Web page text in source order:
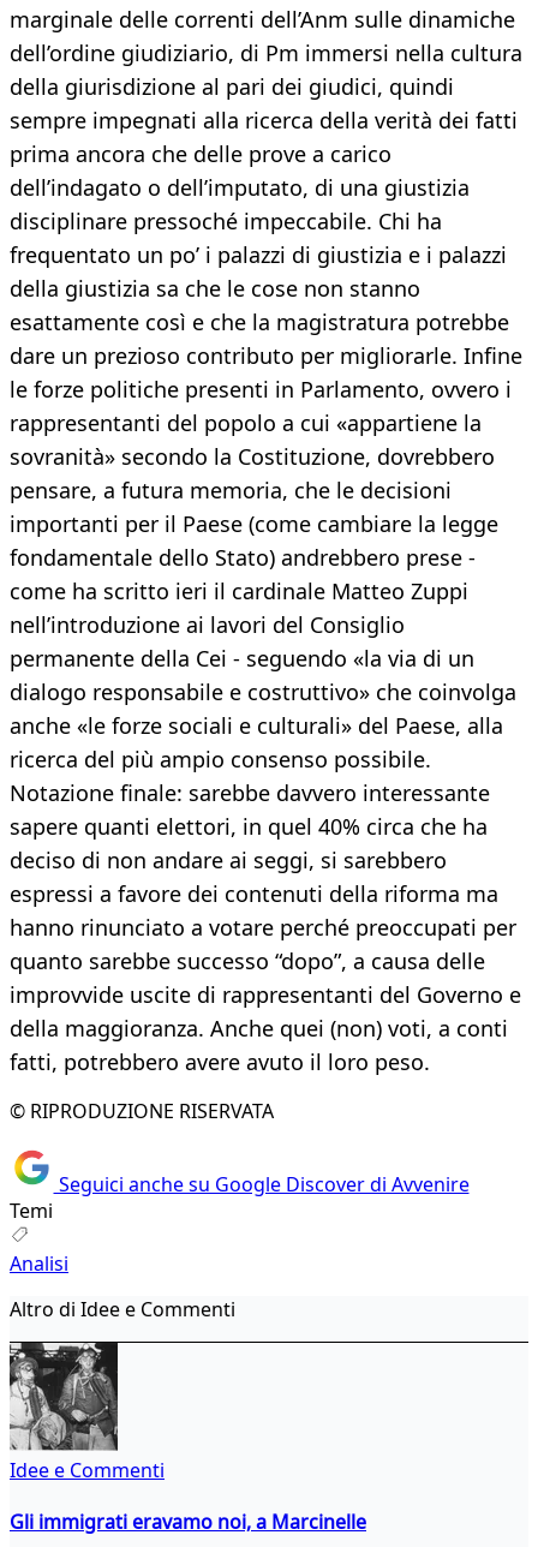
marginale delle correnti dell’Anm sulle dinamiche
dell’ordine giudiziario, di Pm immersi nella cultura
della giurisdizione al pari dei giudici, quindi
sempre impegnati alla ricerca della verità dei fatti
prima ancora che delle prove a carico
dell’indagato o dell’imputato, di una giustizia
disciplinare pressoché impeccabile. Chi ha
frequentato un po’ i palazzi di giustizia e i palazzi
della giustizia sa che le cose non stanno
esattamente così e che la magistratura potrebbe
dare un prezioso contributo per migliorarle. Infine
le forze politiche presenti in Parlamento, ovvero i
rappresentanti del popolo a cui «appartiene la
sovranità» secondo la Costituzione, dovrebbero
pensare, a futura memoria, che le decisioni
importanti per il Paese (come cambiare la legge
fondamentale dello Stato) andrebbero prese -
come ha scritto ieri il cardinale Matteo Zuppi
nell’introduzione ai lavori del Consiglio
permanente della Cei - seguendo «la via di un
dialogo responsabile e costruttivo» che coinvolga
anche «le forze sociali e culturali» del Paese, alla
ricerca del più ampio consenso possibile.
Notazione finale: sarebbe davvero interessante
sapere quanti elettori, in quel 40% circa che ha
deciso di non andare ai seggi, si sarebbero
espressi a favore dei contenuti della riforma ma
hanno rinunciato a votare perché preoccupati per
quanto sarebbe successo “dopo”, a causa delle
improvvide uscite di rappresentanti del Governo e
della maggioranza. Anche quei (non) voti, a conti
fatti, potrebbero avere avuto il loro peso.
© RIPRODUZIONE RISERVATA
Seguici anche su Google Discover di Avvenire
Temi
Analisi
Altro di Idee e Commenti
Idee e Commenti
Gli immigrati eravamo noi, a Marcinelle